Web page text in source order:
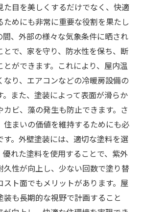
た目を美しくするだけでなく、快適
ためにも非常に重要な役割を果たし
間、外部の様々な気象条件に晒され
とで、家を守り、防水性を保ち、断
ができます。これにより、屋内温
り、エアコンなどの冷暖房設備の
。また、塗装によって表面が滑らか
カビ、藻の発生も防止できます。さ
住まいの価値を維持するためにも必
す。外壁塗装には、適切な塗料を選
れた塗料を使用することで、紫外
久性が向上し、少ない回数で塗り替
スト面でもメリットがあります。屋
も長期的な視野で計画すること